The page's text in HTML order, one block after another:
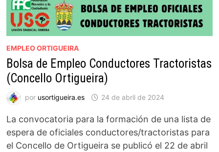
EMPLEO ORTIGUEIRA
Bolsa de Empleo Conductores Tractoristas
(Concello Ortigueira)
por usortigueira.es 24 de abril de 2024
La convocatoria para la formación de una lista de
espera de oficiales conductores/tractoristas para
el Concello de Ortigueira se publicó el 22 de abril